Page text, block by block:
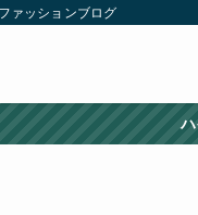
ァッションブログ